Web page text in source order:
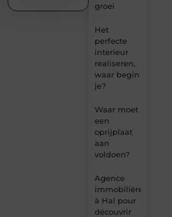
groei
Het
perfecte
interieur
realiseren,
waar begin
je?
Waar moet
een
oprijplaat
aan
voldoen?
Agence
immobilière
à Hal pour
découvrir